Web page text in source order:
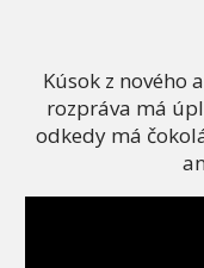
Kúsok z nového
rozpráva má
odkedy má